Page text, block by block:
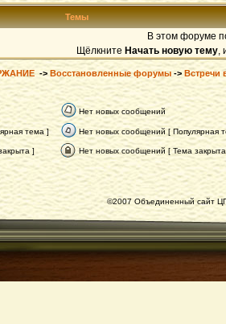
Темы
В этом форуме
Щёлкните Начать новую тему,
-> Восстановленные форумы -> Встречи
Нет новых сообщений
тема ] Нет новых сообщений [ Популярная
] Нет новых сообщений [ Тема
©2007 Объединенный сайт